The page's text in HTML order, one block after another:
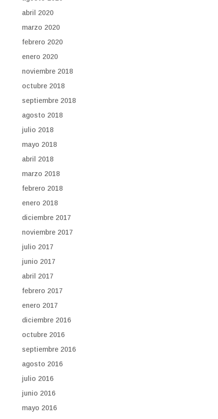
abril 2020
marzo 2020
febrero 2020
enero 2020
noviembre 2018
octubre 2018
septiembre 2018
agosto 2018
julio 2018
mayo 2018
abril 2018
marzo 2018
febrero 2018
enero 2018
diciembre 2017
noviembre 2017
julio 2017
junio 2017
abril 2017
febrero 2017
enero 2017
diciembre 2016
octubre 2016
septiembre 2016
agosto 2016
julio 2016
junio 2016
mayo 2016